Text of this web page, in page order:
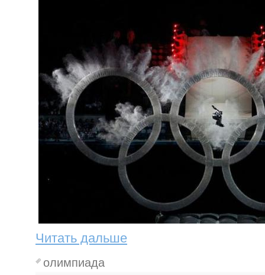
Читать дальше
олимпиада